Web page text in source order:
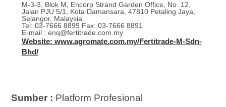
M-3-3, Blok M, Encorp Strand Garden Office, No. 12,
Jalan PJU 5/1, Kota Damansara, 47810 Petaling Jaya,
Selangor, Malaysia.
Tel: 03-7666 8899 Fax: 03-7666 8891
E-mail : enq@fertitrade.com.my
Website: www.agromate.com.my/Fertitrade-M-Sdn-
Bhd/
Sumber : Platform Profesional